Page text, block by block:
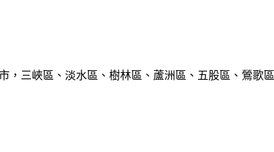
三峽區、淡水區、樹林區、蘆洲區、五股區、鶯歌